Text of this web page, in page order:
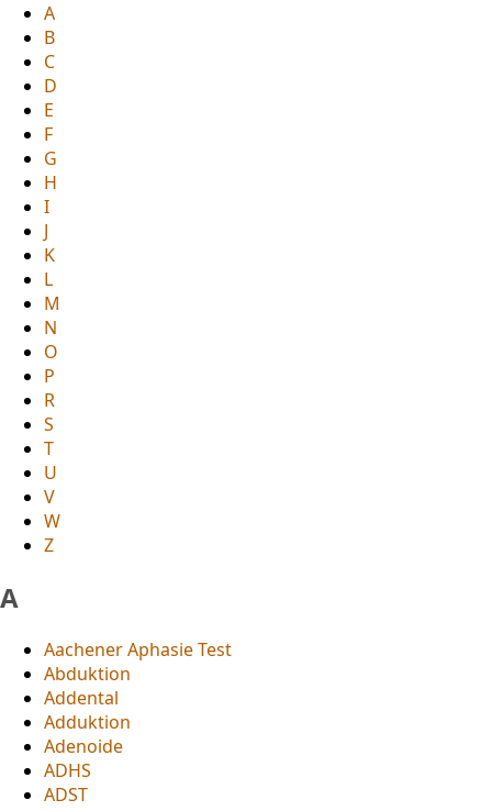
A
B
C
D
E
F
G
H
I
J
K
L
M
N
O
P
R
S
T
U
V
W
Z
A
Aachener Aphasie Test
Abduktion
Addental
Adduktion
Adenoide
ADHS
ADST